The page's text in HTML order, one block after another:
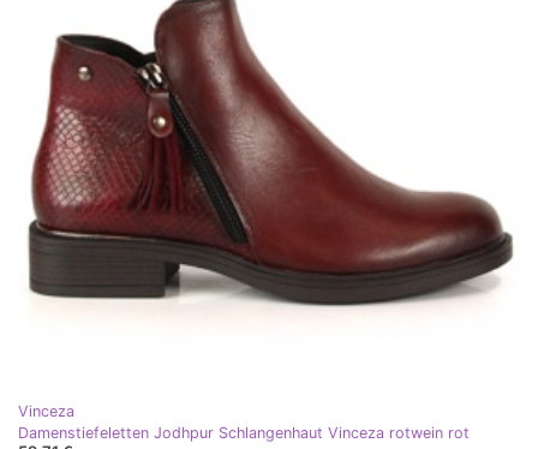
Vinceza
Damenstiefeletten Jodhpur Schlangenhaut Vinceza rotwein rot